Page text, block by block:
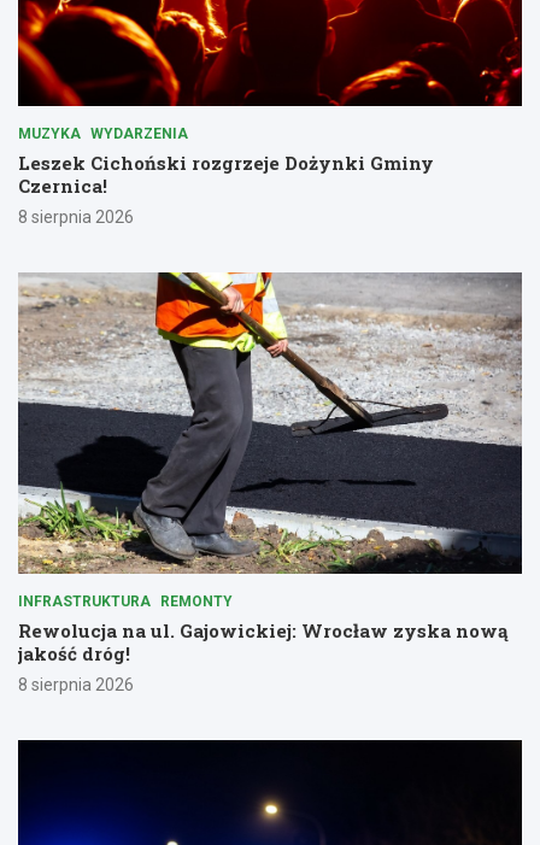
MUZYKA WYDARZENIA
Leszek Cichoński rozgrzeje Dożynki Gminy
Czernica!
8 sierpnia 2026
INFRASTRUKTURA REMONTY
Rewolucja na ul. Gajowickiej: Wrocław zyska nową
jakość dróg!
8 sierpnia 2026